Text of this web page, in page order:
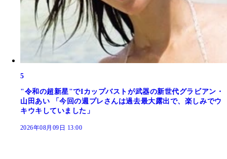
5
"令和の超新星"でIカップバストが武器の新世代グラビアン・
山田あい 「今回の週プレさんは過去最大露出で、楽しみでウ
キウキしていました」
2026年08月09日 13:00